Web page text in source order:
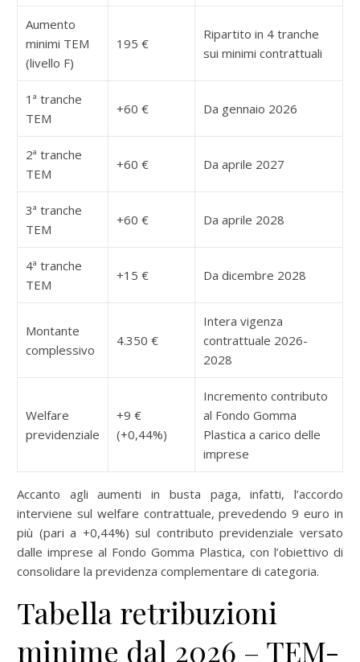
Aumento
minimi TEM
(livello F)
195 €
Ripartito in 4 tranche
sui minimi contrattuali
1ª tranche
TEM
+60 € Da gennaio 2026
2ª tranche
TEM
+60 € Da aprile 2027
3ª tranche
TEM
+60 € Da aprile 2028
4ª tranche
TEM
+15 € Da dicembre 2028
Montante
complessivo
4.350 €
Intera vigenza
contrattuale 2026-
2028
Welfare
previdenziale
+9 €
(+0,44%)
Incremento contributo
al Fondo Gomma
Plastica a carico delle
imprese
Accanto agli aumenti in busta paga, infatti, l’accordo
interviene sul welfare contrattuale, prevedendo 9 euro in
più (pari a +0,44%) sul contributo previdenziale versato
dalle imprese al Fondo Gomma Plastica, con l’obiettivo di
consolidare la previdenza complementare di categoria.
Tabella retribuzioni
minime dal 2026 – TEM-